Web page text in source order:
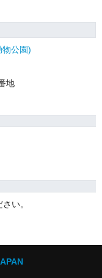
物公園)
地
い。